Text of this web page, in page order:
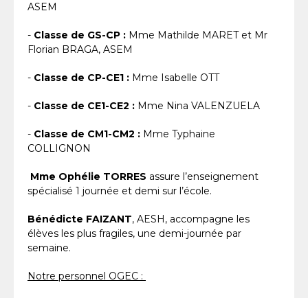
ASEM
- Classe de GS-CP : Mme Mathilde MARET et Mr
Florian BRAGA, ASEM
- Classe de CP-CE1 : Mme Isabelle OTT
- Classe de CE1-CE2 : Mme Nina VALENZUELA
- Classe de CM1-CM2 : Mme Typhaine
COLLIGNON
Mme Ophélie TORRES assure l’enseignement
spécialisé 1 journée et demi sur l’école.
Bénédicte FAIZANT, AESH, accompagne les
élèves les plus fragiles, une demi-journée par
semaine.
Notre personnel OGEC :